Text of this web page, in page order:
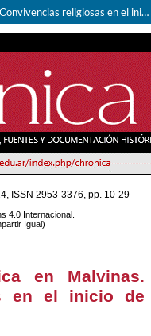
Evangelización y política en Malvinas. Convivencias religiosas en el inicio de siglo (1900-1914)